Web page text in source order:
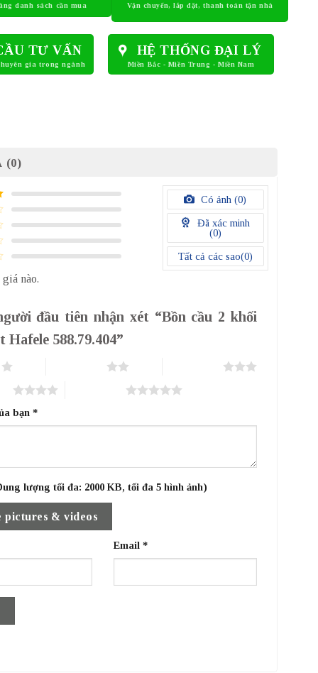
TƯ VẤN HỆ THỐNG ĐẠI LÝ
(0)
Có ảnh (0)
Đã xác minh
(0)
Tất cả các sao(0)
nào.
đầu tiên nhận xét “Bồn cầu 2 khối
Hafele 588.79.404”
bạn*
lượng tối đa: 2000 KB, tối đa 5 hình ảnh)
pictures & videos
Email *